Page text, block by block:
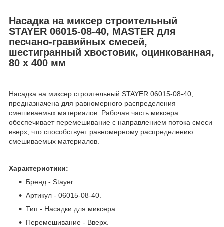
Насадка на миксер строительный
STAYER 06015-08-40, MASTER для
песчано-гравийных смесей,
шестигранный хвостовик, оцинкованная,
80 х 400 мм
Насадка на миксер строительный STAYER 06015-08-40,
предназначена для равномерного распределения
смешиваемых материалов. Рабочая часть миксера
обеспечивает перемешивание с направлением потока смеси
вверх, что способствует равномерному распределению
смешиваемых материалов.
Характеристики:
Бренд - Stayer.
Артикул - 06015-08-40.
Тип - Насадки для миксера.
Перемешивание - Вверх.